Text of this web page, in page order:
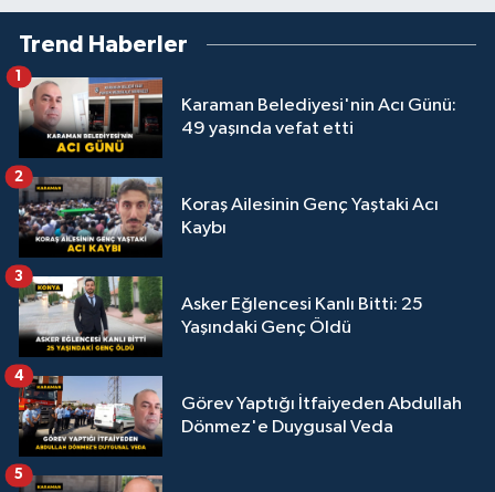
Trend Haberler
Karaman Belediyesi'nin Acı Günü:
49 yaşında vefat etti
1
Koraş Ailesinin Genç Yaştaki Acı
Kaybı
2
Asker Eğlencesi Kanlı Bitti: 25
Yaşındaki Genç Öldü
3
Görev Yaptığı İtfaiyeden Abdullah
Dönmez'e Duygusal Veda
4
5